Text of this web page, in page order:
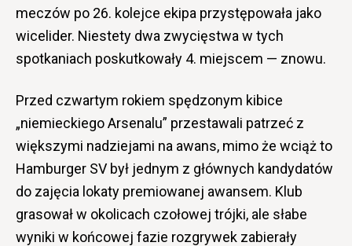
meczów po 26. kolejce ekipa przystępowała jako
wicelider. Niestety dwa zwycięstwa w tych
spotkaniach poskutkowały 4. miejscem — znowu.
Przed czwartym rokiem spędzonym kibice
„niemieckiego Arsenalu” przestawali patrzeć z
większymi nadziejami na awans, mimo że wciąż to
Hamburger SV był jednym z głównych kandydatów
do zajęcia lokaty premiowanej awansem. Klub
grasował w okolicach czołowej trójki, ale słabe
wyniki w końcowej fazie rozgrywek zabierały